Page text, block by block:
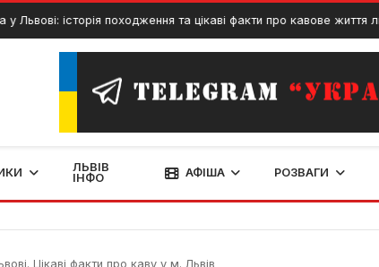
історія походження та цікаві факти про кавове життя львів’ян
ЛЬВІВ
ІНФО
АФІША РОЗВАГИ
Цікаві факти про каву у м. Львів